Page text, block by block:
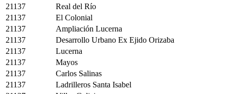
21137
Real del Río
21137
El Colonial
21137
Ampliación Lucerna
21137
Desarrollo Urbano Ex Ejido Orizaba
21137
Lucerna
21137
Mayos
21137
Carlos Salinas
21137
Ladrilleros Santa Isabel